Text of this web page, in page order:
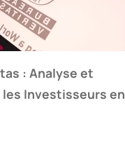
: Analyse et
Investisseurs en